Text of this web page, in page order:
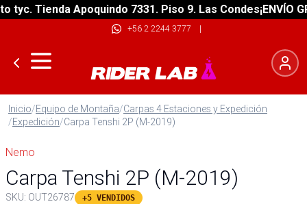
Tienda Apoquindo 7331. Piso 9. Las Condes¡ENVÍO
+56 2 2244 3777 |
Inicio/Equipo de Montaña/Carpas 4 Estaciones y Expedición
/Expedición/Carpa Tenshi 2P (M-2019)
Nemo
Carpa Tenshi 2P (M-2019)
SKU: OUT26787 +5 VENDIDOS